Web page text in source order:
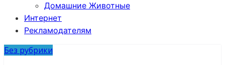
Домашние Животные
Интернет
Рекламодателям
Без рубрики